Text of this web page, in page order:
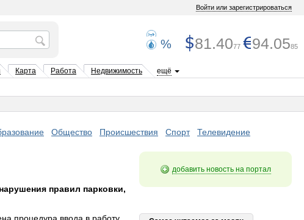
Войти или зарегистрироваться
% 81.4077 94.0585
Карта Работа Недвижимость ещё
Общество Происшествия Спорт
Телевидение
правил парковки,
добавить новость на портал